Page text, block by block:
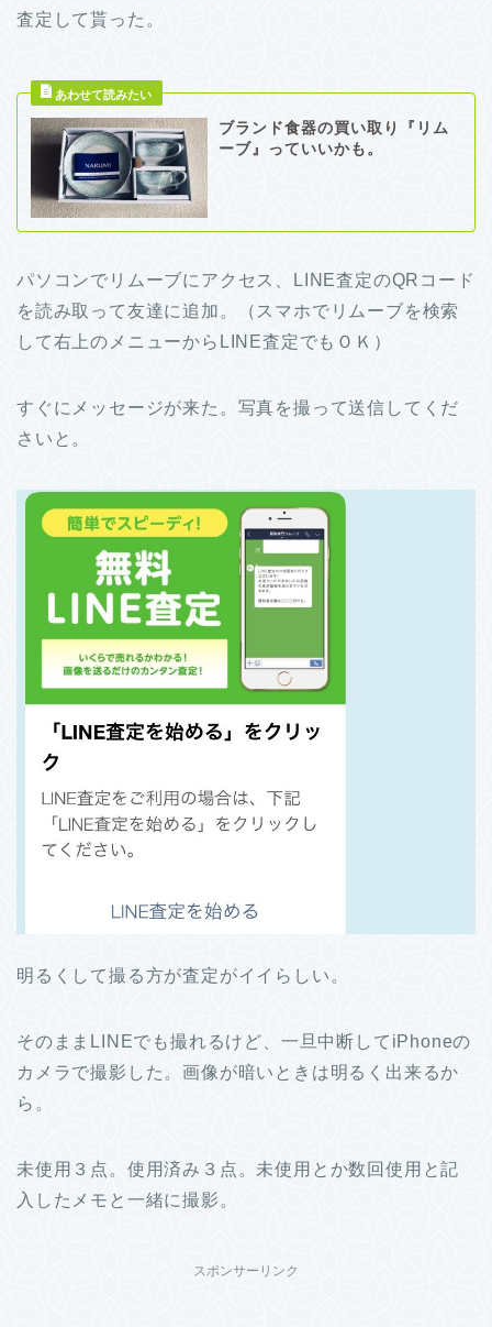
査定して貰った。
ブランド食器の買い取り『リム
ーブ』っていいかも。
パソコンでリムーブにアクセス、LINE査定のQRコード
を読み取って友達に追加。（スマホでリムーブを検索
して右上のメニューからLINE査定でもＯＫ）
すぐにメッセージが来た。写真を撮って送信してくだ
さいと。
明るくして撮る方が査定がイイらしい。
そのままLINEでも撮れるけど、一旦中断してiPhoneの
カメラで撮影した。画像が暗いときは明るく出来るか
ら。
未使用３点。使用済み３点。未使用とか数回使用と記
入したメモと一緒に撮影。
スポンサーリンク